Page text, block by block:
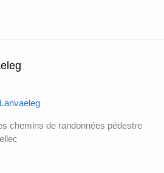
chemins de randonnées pédestre